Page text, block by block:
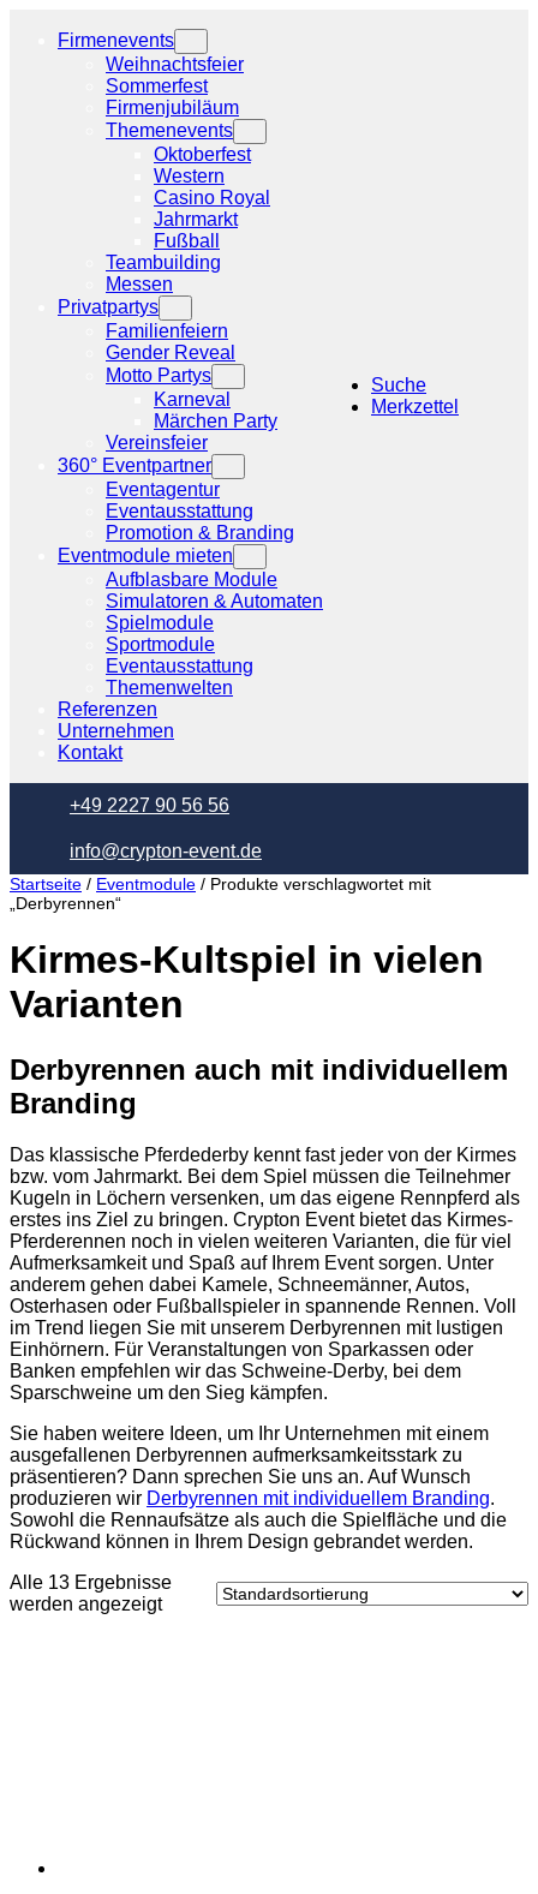
Firmenevents
Weihnachtsfeier
Sommerfest
Firmenjubiläum
Themenevents
Oktoberfest
Western
Casino Royal
Jahrmarkt
Fußball
Teambuilding
Messen
Privatpartys
Familienfeiern
Gender Reveal
Motto Partys
Karneval
Märchen Party
Vereinsfeier
360° Eventpartner
Eventagentur
Eventausstattung
Promotion & Branding
Eventmodule mieten
Aufblasbare Module
Simulatoren & Automaten
Spielmodule
Sportmodule
Eventausstattung
Themenwelten
Referenzen
Unternehmen
Kontakt
Suche
Merkzettel
+49 2227 90 56 56
info@crypton-event.de
Startseite / Eventmodule / Produkte verschlagwortet mit
„Derbyrennen“
Kirmes-Kultspiel in vielen
Varianten
Derbyrennen auch mit individuellem
Branding
Das klassische Pferdederby kennt fast jeder von der Kirmes
bzw. vom Jahrmarkt. Bei dem Spiel müssen die Teilnehmer
Kugeln in Löchern versenken, um das eigene Rennpferd als
erstes ins Ziel zu bringen. Crypton Event bietet das Kirmes-
Pferderennen noch in vielen weiteren Varianten, die für viel
Aufmerksamkeit und Spaß auf Ihrem Event sorgen. Unter
anderem gehen dabei Kamele, Schneemänner, Autos,
Osterhasen oder Fußballspieler in spannende Rennen. Voll
im Trend liegen Sie mit unserem Derbyrennen mit lustigen
Einhörnern. Für Veranstaltungen von Sparkassen oder
Banken empfehlen wir das Schweine-Derby, bei dem
Sparschweine um den Sieg kämpfen.
Sie haben weitere Ideen, um Ihr Unternehmen mit einem
ausgefallenen Derbyrennen aufmerksamkeitsstark zu
präsentieren? Dann sprechen Sie uns an. Auf Wunsch
produzieren wir Derbyrennen mit individuellem Branding.
Sowohl die Rennaufsätze als auch die Spielfläche und die
Rückwand können in Ihrem Design gebrandet werden.
Alle 13 Ergebnisse
werden angezeigt